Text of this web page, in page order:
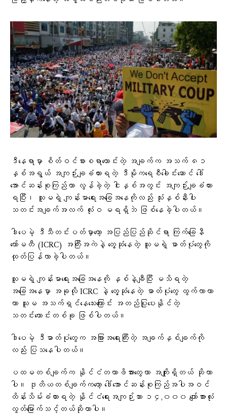
ဒီနေရာမှာ စိတ်ဝင်စားစရာကောင်းတဲ့ အချက်က အသက် ၈၁
နှစ်အရွယ် အကျဉ်းချခံထားရတဲ့ ဒီမိုကရေစီခေါင်းဆောင် ဒေါ်
အောင်ဆန်းစုကြည်ဟာ လွန်ခဲ့တဲ့ ငါးနှစ်အတွင်း အကျဉ်းချခံထား
ရပြီး၊ သူမရဲ့ ကျန်းမာရေးအခြေအနေကိုလည်း သုံးနှစ်နီးပါး
သတင်းအချက်အလက် လုံးဝ မရရှိဘဲ ဖြစ်နေခဲ့ပါတယ်။
ဒါပေမဲ့ ဒီသီတင်းပတ်မှာတော့ အပြည်ပြည်ဆိုင်ရာ ကြက်ခြေနီ
ကော်မတီ (ICRC) အကြီးအကဲနဲ့ တွေ့ဆုံနေတဲ့ သူမရဲ့ ဓာတ်ပုံတွေကို
ထုတ်ပြန်လာခဲ့ပါတယ်။
သူမရဲ့ ကျန်းမာရေးအခြေအနေကို နှစ်နဲ့ချီပြီး မသိရတဲ့
အခြေအနေမှာ အခုလို ICRC နဲ့ တွေ့ဆုံနေတဲ့ ဓာတ်ပုံတွေ ထွက်လာတာ
ဟာ သူမ အသက်ရှင်နေသေးကြောင်း အတည်ပြုပေးနိုင်တဲ့
သတင်းကောင်းတစ်ခု ဖြစ်ပါတယ်။
ဒါပေမဲ့ ဒီဓာတ်ပုံတွေက အခြားအရေးကြီးတဲ့ အချက်နှစ်ချက်ကို
လည်း ပြသနေပါတယ်။
ပထမတစ်ချက်က နိုင်ငံတကာဖိအားတွေဟာ အကျိုးရှိတယ် ဆိုတာ
ပါ။ ဒုတိယတစ်ချက်ကတော့ ဒေါ်အောင်ဆန်းစုကြည်အပါအဝင်
ထိန်းသိမ်းခံထားရတဲ့ နိုင်ငံရေးအကျဉ်းသား ၁၄,၀၀၀ ကျော်အားလုံး
လွတ်မြောက်သင့်တယ်ဆိုတာပါ။